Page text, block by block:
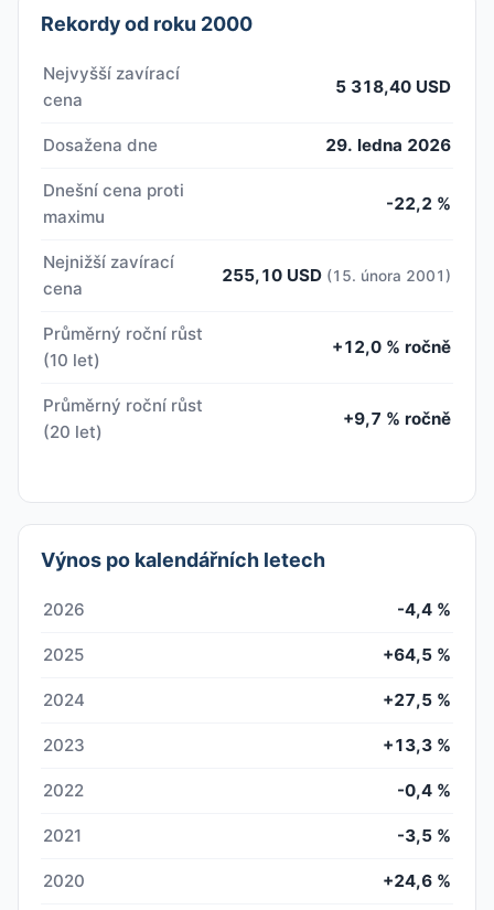
Rekordy od roku 2000
Nejvyšší zavírací
cena
5 318,40 USD
Dosažena dne 29. ledna 2026
Dnešní cena proti
maximu
-22,2 %
Nejnižší zavírací
cena
255,10 USD (15. února 2001)
Průměrný roční růst
(10 let)
+12,0 % ročně
Průměrný roční růst
(20 let)
+9,7 % ročně
Výnos po kalendářních letech
2026 -4,4 %
2025 +64,5 %
2024 +27,5 %
2023 +13,3 %
2022 -0,4 %
2021 -3,5 %
2020 +24,6 %